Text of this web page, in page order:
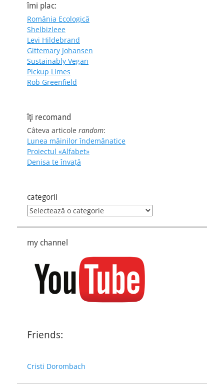
îmi plac:
România Ecologică
Shelbizleee
Levi Hildebrand
Gittemary Johansen
Sustainably Vegan
Pickup Limes
Rob Greenfield
îţi recomand
Câteva articole random:
Lunea mâinilor îndemânatice
Proiectul «Alfabet»
Denisa te învaţă
categorii
categorii
my channel
Friends:
Cristi Dorombach